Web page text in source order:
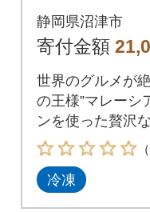
ドアイスク
0ml 12個 セ
静岡県沼津市
寄付金額
世界のグルメが
の王様”マレーシ
ンを使った贅沢
ームをお届けし
（
冷凍